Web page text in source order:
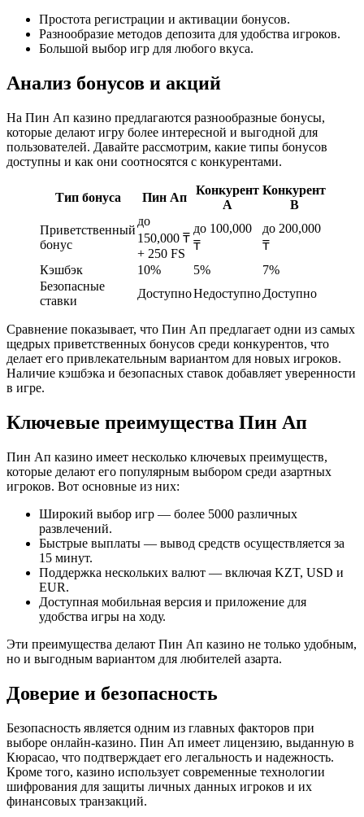
Простота регистрации и активации бонусов.
Разнообразие методов депозита для удобства игроков.
Большой выбор игр для любого вкуса.
Анализ бонусов и акций
На Пин Ап казино предлагаются разнообразные бонусы,
которые делают игру более интересной и выгодной для
пользователей. Давайте рассмотрим, какие типы бонусов
доступны и как они соотносятся с конкурентами.
Тип бонуса Пин Ап
Конкурент
A
Конкурент
B
Приветственный
бонус
до
150,000 ₸
+ 250 FS
до 100,000
₸
до 200,000
₸
Кэшбэк
10% 5%
7%
Безопасные
ставки
ДоступноНедоступноДоступно
Сравнение показывает, что Пин Ап предлагает одни из самых
щедрых приветственных бонусов среди конкурентов, что
делает его привлекательным вариантом для новых игроков.
Наличие кэшбэка и безопасных ставок добавляет уверенности
в игре.
Ключевые преимущества Пин Ап
Пин Ап казино имеет несколько ключевых преимуществ,
которые делают его популярным выбором среди азартных
игроков. Вот основные из них:
Широкий выбор игр — более 5000 различных
развлечений.
Быстрые выплаты — вывод средств осуществляется за
15 минут.
Поддержка нескольких валют — включая KZT, USD и
EUR.
Доступная мобильная версия и приложение для
удобства игры на ходу.
Эти преимущества делают Пин Ап казино не только удобным,
но и выгодным вариантом для любителей азарта.
Доверие и безопасность
Безопасность является одним из главных факторов при
выборе онлайн-казино. Пин Ап имеет лицензию, выданную в
Кюрасао, что подтверждает его легальность и надежность.
Кроме того, казино использует современные технологии
шифрования для защиты личных данных игроков и их
финансовых транзакций.